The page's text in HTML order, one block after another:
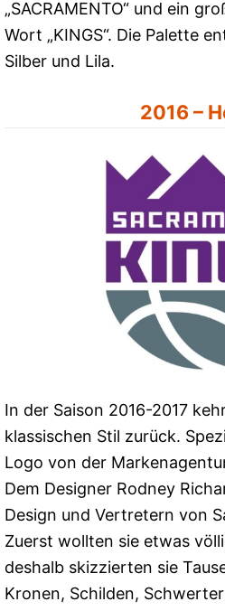
„SACRAMENTO“ und ein
Wort „KINGS“. Die Palette
Silber und Lila.
2016 –
In der Saison 2016-2017
klassischen Stil zurück.
Logo von der
Dem Designer Rodney
Design und Vertretern von
Zuerst wollten sie etwas
deshalb skizzierten sie
Kronen, Schilden,